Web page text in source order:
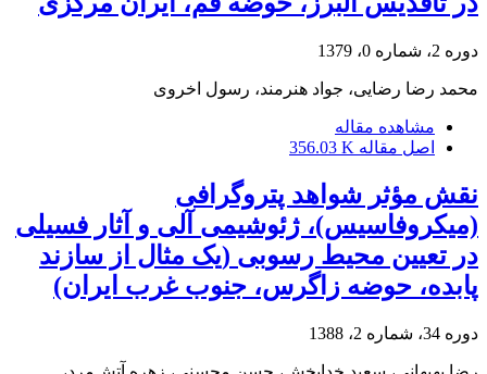
دوره 2، شماره 0، 1379
محمد رضا رضایی، جواد هنرمند، رسول اخروی
مشاهده مقاله
اصل مقاله 356.03 K
نقش مؤثر شواهد پتروگرافی
(میکروفاسیس)، ژئوشیمی آلی و آثار فسیلی
در تعیین محیط رسوبی (یک مثال از سازند
پابده، حوضه زاگرس، جنوب غرب ایران)
دوره 34، شماره 2، 1388